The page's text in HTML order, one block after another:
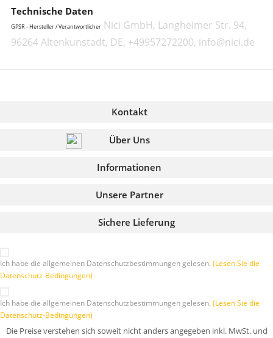
Technische Daten
GPSR - Hersteller / Verantwortlicher Nici GmbH, Langheimer Str. 94,
96264 Altenkunstadt, DE, +49957272200, info@nici.de
Kontakt
Über Uns
Informationen
Sichere Lieferung
Unsere Partner
Ich habe die allgemeinen Datenschutzbestimmungen gelesen. (Lesen Sie die
Datenschutz-Bedingungen)
Ich habe die allgemeinen Datenschutzbestimmungen gelesen. (Lesen Sie die
Datenschutz-Bedingungen)
Die Preise verstehen sich soweit nicht anders angegeben inkl. MwSt. und